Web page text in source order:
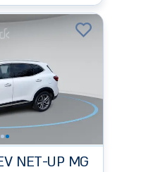
MG
NET-UP